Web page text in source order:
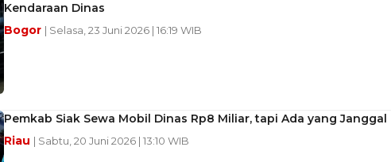
Kendaraan Dinas
Bogor | Selasa, 23 Juni 2026 | 16:19 WIB
Pemkab Siak Sewa Mobil Dinas Rp8 Miliar, tapi Ada yang Janggal
Riau | Sabtu, 20 Juni 2026 | 13:10 WIB